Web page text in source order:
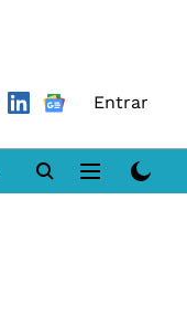
Entrar
DN LAB